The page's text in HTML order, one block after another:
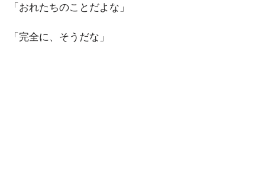
「おれたちのことだよな」
「完全に、そうだな」